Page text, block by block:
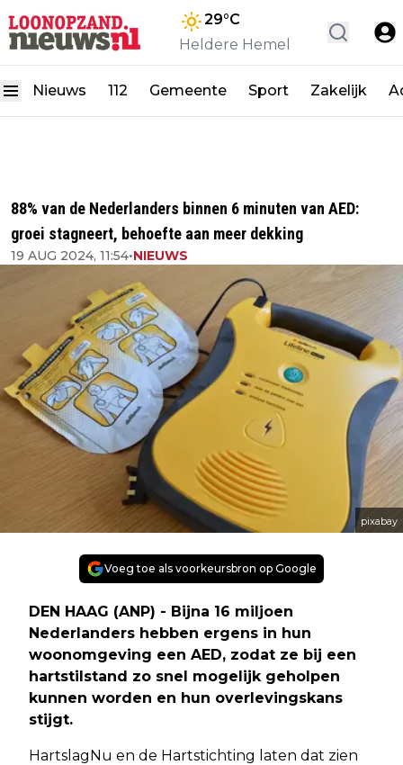
29°C
Heldere Hemel
Nieuws 112 Gemeente Sport Zakelijk
88% van de Nederlanders binnen 6 minuten van AED:
groei stagneert, behoefte aan meer dekking
19 AUG 2024, 11:54•NIEUWS
pixabay
Voeg toe als voorkeursbron op Google
DEN HAAG (ANP) - Bijna 16 miljoen
Nederlanders hebben ergens in hun
woonomgeving een AED, zodat ze bij een
hartstilstand zo snel mogelijk geholpen
kunnen worden en hun overlevingskans
stijgt.
HartslagNu en de Hartstichting laten dat zien